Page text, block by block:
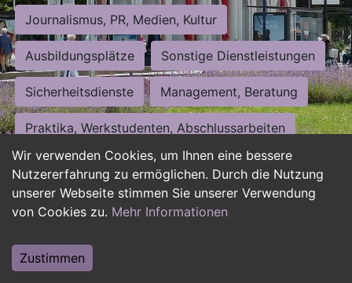
Wir verwenden Cookies, um Ihnen eine bessere
Nutzererfahrung zu ermöglichen. Durch die Nutzung
unserer Webseite stimmen Sie unserer Verwendung
von Cookies zu. Mehr Informationen
Zustimmen
Journalismus, PR, Medien, Kultur
Ausbildungsplätze Sonstige Dienstleistungen
Sicherheitsdienste Management, Beratung
Praktika, Werkstudenten, Abschlussarbeiten
Personalwesen Assistenz, Sekretariat
Hilfskräfte, Aushilfs- und Nebenjobs
Weiterbildung, Studium, duale Ausbildung